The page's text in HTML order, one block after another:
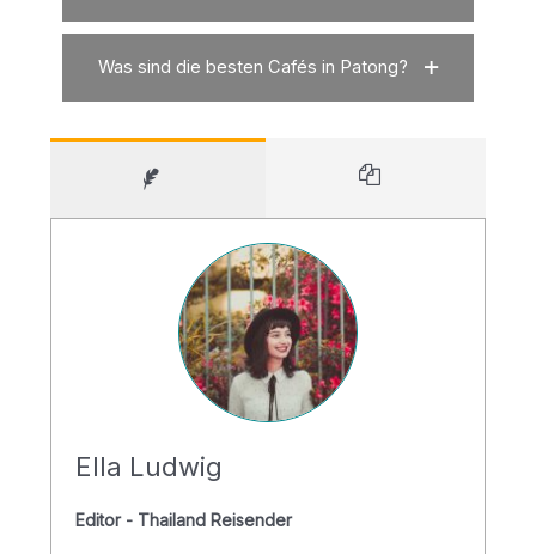
Was sind die besten Cafés in Patong?
Ella Ludwig
Editor - Thailand Reisender